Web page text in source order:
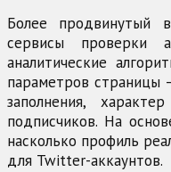
Более продвинутый
сервисы проверки
аналитические
параметров страницы
заполнения,
подписчиков. На
насколько профиль
для Twitter-аккаунтов.